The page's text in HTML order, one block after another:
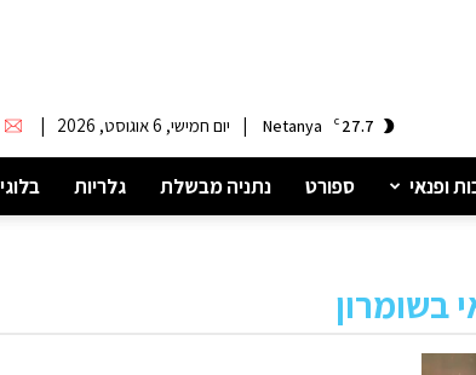
27.7
C
Netanya
| יום חמישי, 6 אוגוסט, 2026 |
ופנאי ספורט נתניה מבשלת גלריות
בשומרון